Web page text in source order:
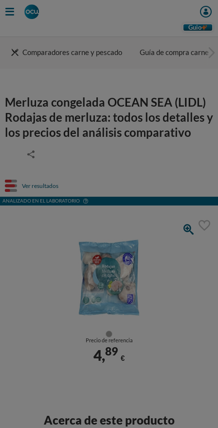
Guio
Comparadores carne y pescado Guía de compra carne
Merluza congelada OCEAN SEA (LIDL)
Rodajas de merluza: todos los detalles y
los precios del análisis comparativo
Ver resultados
ANALIZADO EN EL LABORATORIO
Precio de referencia
4,89
€
Acerca de este producto